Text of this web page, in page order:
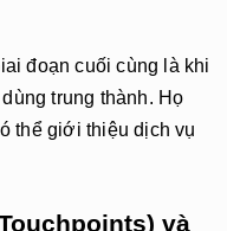
đoạn cuối cùng là khi
trung thành. Họ
thể giới thiệu dịch vụ
và